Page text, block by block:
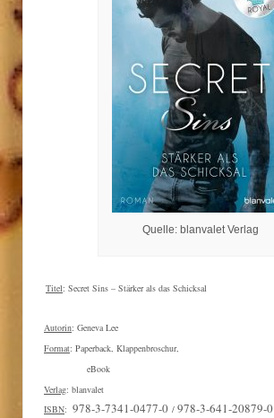
Quelle: blanvalet Verlag
Titel: Secret Sins – Stärker als das Schicksal
Autorin: Geneva Lee
Format: Paperback, Klappenbroschur,
eBook
Verlag: blanvalet
ISBN: 978-3-7341-0477-0 / 978-3-641-20879-0